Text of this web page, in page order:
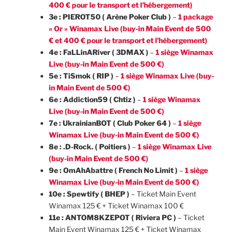
400 € pour le transport et l’hébergement)
3e : PIEROT50 ( Arène Poker Club ) – 1 package
« Or » Winamax Live (buy-in Main Event de 500
€ et 400 € pour le transport et l’hébergement)
4e : FaLLinARiver ( 3DMAX ) – 1 siège Winamax
Live (buy-in Main Event de 500 €)
5e : TiSmok ( RIP ) – 1 siège Winamax Live (buy-
in Main Event de 500 €)
6e : Addiction59 ( Chtiz ) – 1 siège Winamax
Live (buy-in Main Event de 500 €)
7e : UkrainianBOT ( Club Poker 64 ) – 1 siège
Winamax Live (buy-in Main Event de 500 €)
8e : .D-Rock. ( Poitiers ) – 1 siège Winamax Live
(buy-in Main Event de 500 €)
9e : OmAhAbattre ( French No Limit ) – 1 siège
Winamax Live (buy-in Main Event de 500 €)
10e : Spewtify ( BHEP ) – Ticket Main Event
Winamax 125 € + Ticket Winamax 100 €
11e : ANTOM8KZEPOT ( Riviera PC ) – Ticket
Main Event Winamax 125 € + Ticket Winamax